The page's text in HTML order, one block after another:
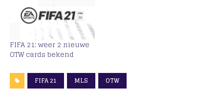
FIFA 21: weer 2 nieuwe
OTW cards bekend
FIFA 21 MLS OTW